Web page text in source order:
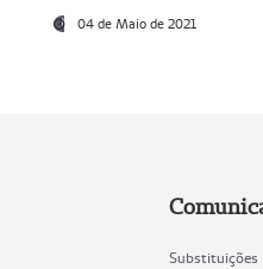
04 de Maio de 2021
Substituições